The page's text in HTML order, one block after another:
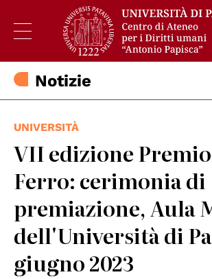
Notizie
UNIVERSITÀ
VII edizione
Ferro: cerimonia di
premiazione, Aula
dell'Università di
giugno 2023